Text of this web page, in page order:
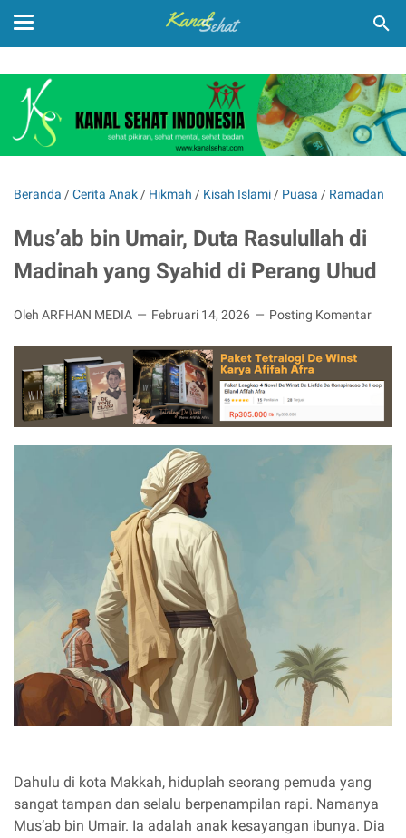
Beranda /Cerita Anak / Hikmah / Kisah Islami / Puasa / Ramadan
Mus’ab bin Umair, Duta Rasulullah di
Madinah yang Syahid di Perang Uhud
Oleh ARFHAN MEDIA Februari 14, 2026 Posting Komentar
Dahulu di kota Makkah, hiduplah seorang pemuda yang
sangat tampan dan selalu berpenampilan rapi. Namanya
Mus’ab bin Umair. Ia adalah anak kesayangan ibunya. Dia